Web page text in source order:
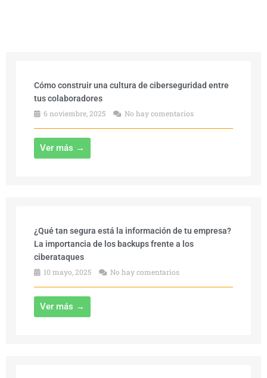
Cómo construir una cultura de ciberseguridad entre
tus colaboradores
6 noviembre, 2025
No hay comentarios
Ver más →
¿Qué tan segura está la información de tu empresa?
La importancia de los backups frente a los
ciberataques
10 mayo, 2025
No hay comentarios
Ver más →